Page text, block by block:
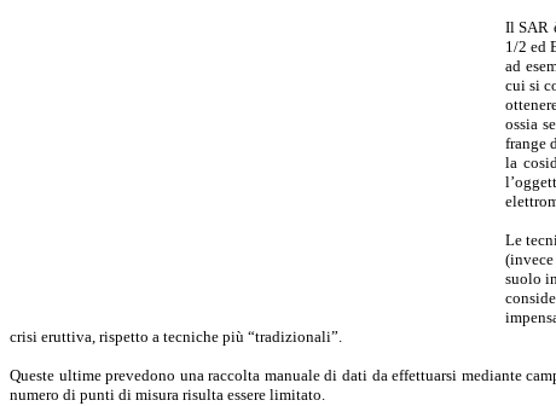
Il SAR
1/2 ed
ad
cui si
ossia
frange
la
Le
suolo
crisi eruttiva, rispetto a tecniche più “tradizionali”.
Queste ultime prevedono una raccolta manuale di dati da effettuarsi mediante
numero di punti di misura risulta essere limitato.